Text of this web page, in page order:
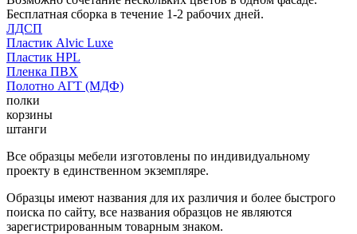
Бесплатная сборка в течение 1-2 рабочих дней.
ЛДСП
Пластик Alvic Luxe
Пластик HPL
Пленка ПВХ
Полотно АГТ (МДФ)
полки
корзины
штанги
Все образцы мебели изготовлены по индивидуальному
проекту в единственном экземпляре.
Образцы имеют названия для их различия и более быстрого
поиска по сайту, все названия образцов не являются
зарегистрированным товарным знаком.